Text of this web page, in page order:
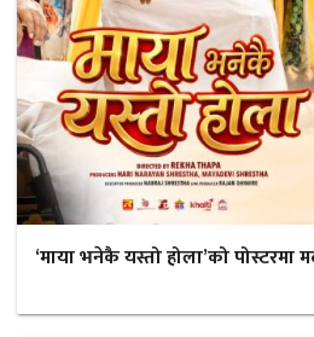
‘माया भनेकै यस्तो होला’को पोस्टरमा